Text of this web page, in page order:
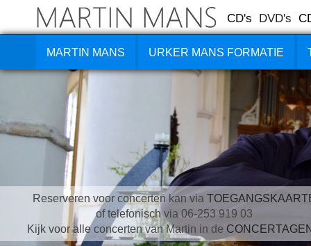
CD's DVD's
MARTIN MANS URKER MANS FORMATIE
Reserveren voor concerten kan via
of telefonisch via 06-253 919 03
Kijk voor alle concerten van Martin in de